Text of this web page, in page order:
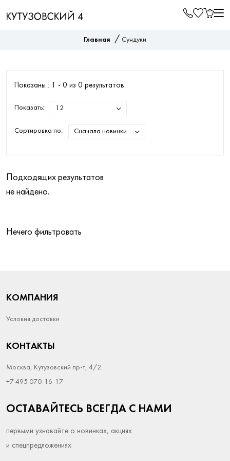
Главная / Сундуки
Показаны : 1 - 0 из 0 результатов
Показать:
Сортировка по:
Подходящих результатов
не найдено.
Нечего фильтровать
КОМПАНИЯ
Условия доставки
КОНТАКТЫ
Москва, Кутузовский пр-т, 4/2
+7 495 070-16-17
ОСТАВАЙТЕСЬ ВСЕГДА С НАМИ
первыми узнавайте о новинках, акциях
и спецпредложениях